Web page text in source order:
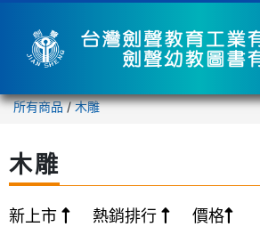
所有商品/木雕
木雕
新上市 熱銷排行 價格